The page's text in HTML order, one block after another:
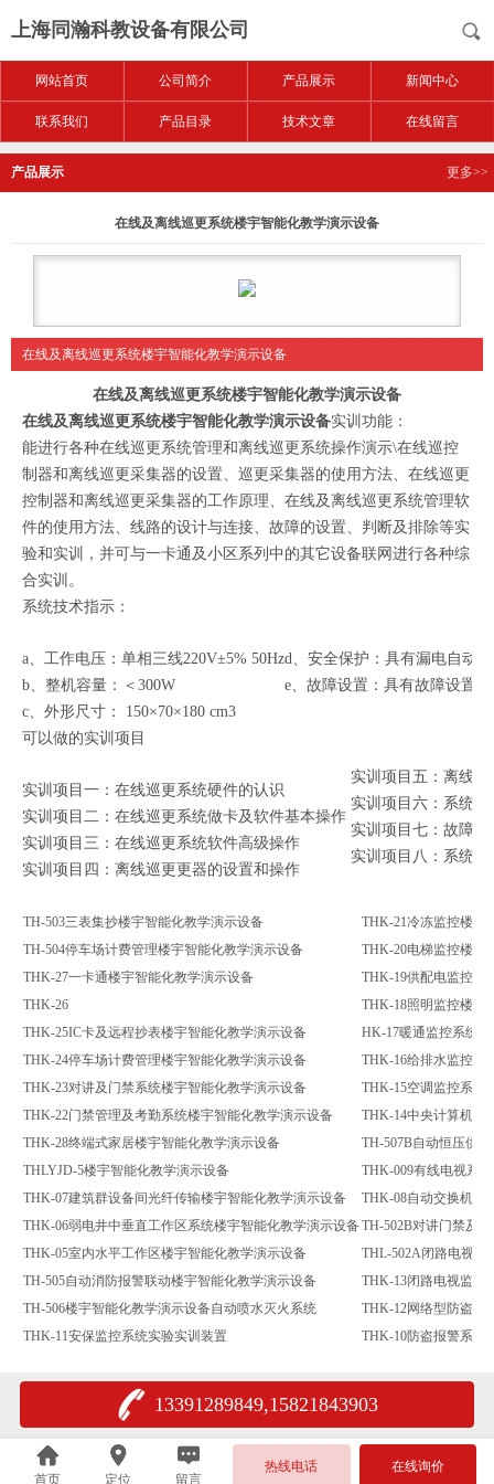
上海同瀚科教设备有限公司
网站首页 公司简介 产品展示 新闻中心
联系我们 产品目录 技术文章 在线留言
产品展示 更多>>
在线及离线巡更系统楼宇智能化教学演示设备
在线及离线巡更系统楼宇智能化教学演示设备
在线及离线巡更系统楼宇智能化教学演示设备
在线及离线巡更系统楼宇智能化教学演示设备实训功能：
能进行各种在线巡更系统管理和离线巡更系统操作演示\在线巡控
制器和离线巡更采集器的设置、巡更采集器的使用方法、在线巡更
控制器和离线巡更采集器的工作原理、在线及离线巡更系统管理软
件的使用方法、线路的设计与连接、故障的设置、判断及排除等实
验和实训，并可与一卡通及小区系列中的其它设备联网进行各种综
合实训。
系统技术指示：
a、工作电压：单相三线220V±5% 50Hz
b、整机容量：＜300W
c、外形尺寸： 150×70×180 cm3
d、安全保护：具有漏电自动
e、故障设置：具有故障设置
可以做的实训项目
实训项目一：在线巡更系统硬件的认识
实训项目二：在线巡更系统做卡及软件基本操作
实训项目三：在线巡更系统软件高级操作
实训项目四：离线巡更更器的设置和操作
实训项目五：离线
实训项目六：系统
实训项目七：故障
实训项目八：系统
TH-503三表集抄楼宇智能化教学演示设备
THK-21冷冻监控楼宇
TH-504停车场计费管理楼宇智能化教学演示设备
THK-20电梯监控楼宇
THK-27一卡通楼宇智能化教学演示设备
THK-19供配电监控楼
THK-26
THK-18照明监控楼宇
THK-25IC卡及远程抄表楼宇智能化教学演示设备
HK-17暖通监控系统
THK-24停车场计费管理楼宇智能化教学演示设备
THK-16给排水监控楼
THK-23对讲及门禁系统楼宇智能化教学演示设备
THK-15空调监控系统
THK-22门禁管理及考勤系统楼宇智能化教学演示设备
THK-14中央计算机管
THK-28终端式家居楼宇智能化教学演示设备
TH-507B自动恒压供
THLYJD-5楼宇智能化教学演示设备
THK-009有线电视系
THK-07建筑群设备间光纤传输楼宇智能化教学演示设备
THK-08自动交换机系
THK-06弱电井中垂直工作区系统楼宇智能化教学演示设备TH-502B对讲门禁及
THK-05室内水平工作区楼宇智能化教学演示设备
THL-502A闭路电视监
TH-505自动消防报警联动楼宇智能化教学演示设备
THK-13闭路电视监控
TH-506楼宇智能化教学演示设备自动喷水灭火系统
THK-12网络型防盗报
THK-11安保监控系统实验实训装置
THK-10防盗报警系统
13391289849,15821843903
首页 定位 留言
热线电话 在线询价